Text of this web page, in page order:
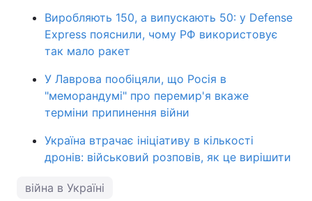
Виробляють 150, а випускають 50: у Defense
Express пояснили, чому РФ використовує
так мало ракет
У Лаврова пообіцяли, що Росія в
"меморандумі" про перемир'я вкаже
терміни припинення війни
Україна втрачає ініціативу в кількості
дронів: військовий розповів, як це вирішити
війна в Україні